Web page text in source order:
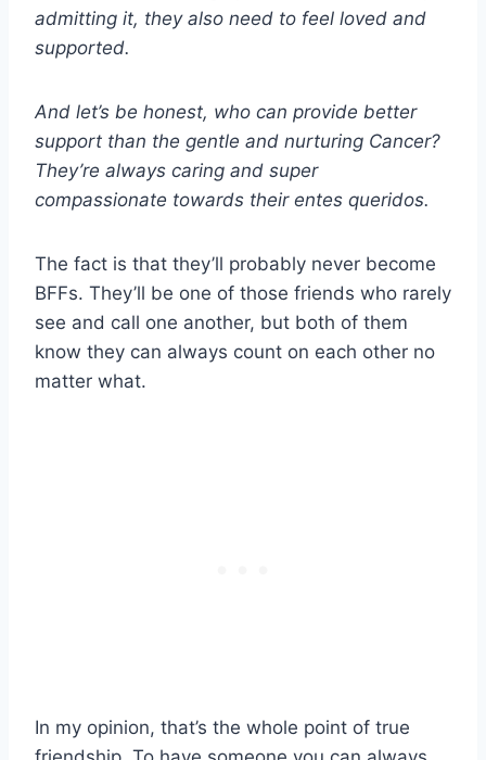
admitting it, they also need to feel loved and
supported.
And let’s be honest, who can provide better
support than the gentle and nurturing Cancer?
They’re always caring and super
compassionate towards their entes queridos.
The fact is that they’ll probably never become
BFFs. They’ll be one of those friends who rarely
see and call one another, but both of them
know they can always count on each other no
matter what.
In my opinion, that’s the whole point of true